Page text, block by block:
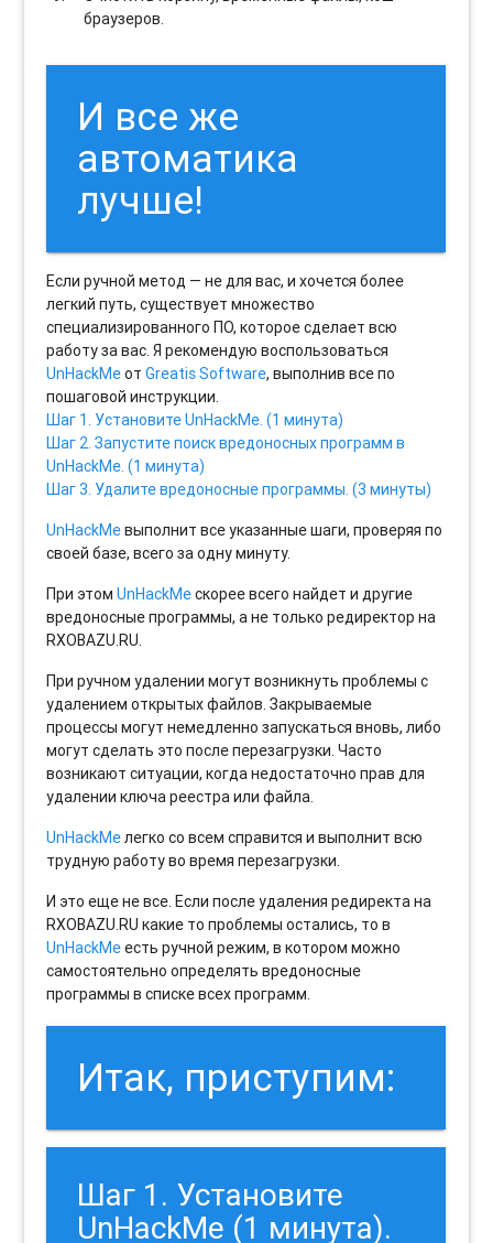
браузеров.
И все же
автоматика
лучше!
Если ручной метод — не для вас, и хочется более
легкий путь, существует множество
специализированного ПО, которое сделает всю
работу за вас. Я рекомендую воспользоваться
UnHackMeотGreatis Software, выполнив все по
пошаговой инструкции.
Шаг 1. Установите UnHackMe. (1 минута)
Шаг 2. Запустите поиск вредоносных программ в
UnHackMe. (1 минута)
Шаг 3. Удалите вредоносные программы. (3 минуты)
UnHackMeвыполнит все указанные шаги, проверяя по
своей базе, всего за одну минуту.
При этомUnHackMeскорее всего найдет и другие
вредоносные программы, а не только редиректор на
RXOBAZU.RU.
При ручном удалении могут возникнуть проблемы с
удалением открытых файлов. Закрываемые
процессы могут немедленно запускаться вновь, либо
могут сделать это после перезагрузки. Часто
возникают ситуации, когда недостаточно прав для
удалении ключа реестра или файла.
UnHackMeлегко со всем справится и выполнит всю
трудную работу во время перезагрузки.
И это еще не все. Если после удаления редиректа на
RXOBAZU.RU какие то проблемы остались, то в
UnHackMeесть ручной режим, в котором можно
самостоятельно определять вредоносные
программы в списке всех программ.
Итак, приступим:
Шаг 1. Установите
UnHackMe (1 минута).